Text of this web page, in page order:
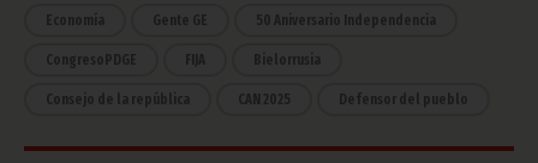
Economía Gente GE 50 Aniversario Independencia
CongresoPDGE FIJA Bielorrusia
Consejo de la república CAN 2025 Defensor del pueblo